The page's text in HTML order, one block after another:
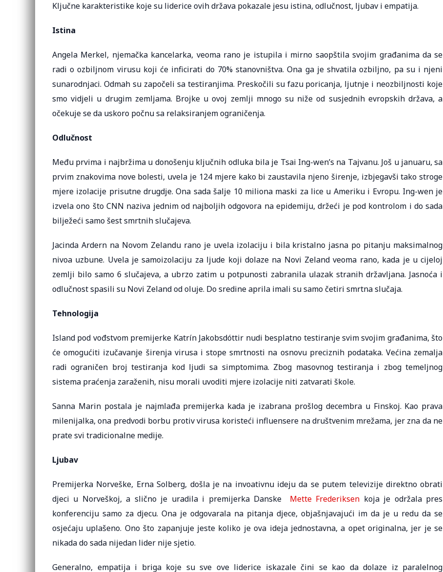
Ključne karakteristike koje su liderice ovih država pokazale jesu istina, odlučnost, ljubav i empatija.
Istina
Angela Merkel, njemačka kancelarka, veoma rano je istupila i mirno saopštila svojim građanima da se
radi o ozbiljnom virusu koji će inficirati do 70% stanovništva. Ona ga je shvatila ozbiljno, pa su i njeni
sunarodnjaci. Odmah su započeli sa testiranjima. Preskočili su fazu poricanja, ljutnje i neozbiljnosti koje
smo vidjeli u drugim zemljama. Brojke u ovoj zemlji mnogo su niže od susjednih evropskih država, a
očekuje se da uskoro počnu sa relaksiranjem ograničenja.
Odlučnost
Među prvima i najbržima u donošenju ključnih odluka bila je Tsai Ing-wen’s na Tajvanu. Još u januaru, sa
prvim znakovima nove bolesti, uvela je 124 mjere kako bi zaustavila njeno širenje, izbjegavši tako stroge
mjere izolacije prisutne drugdje. Ona sada šalje 10 miliona maski za lice u Ameriku i Evropu. Ing-wen je
izvela ono što CNN naziva jednim od najboljih odgovora na epidemiju, držeći je pod kontrolom i do sada
bilježeći samo šest smrtnih slučajeva.
Jacinda Ardern na Novom Zelandu rano je uvela izolaciju i bila kristalno jasna po pitanju maksimalnog
nivoa uzbune. Uvela je samoizolaciju za ljude koji dolaze na Novi Zeland veoma rano, kada je u cijeloj
zemlji bilo samo 6 slučajeva, a ubrzo zatim u potpunosti zabranila ulazak stranih državljana. Jasnoća i
odlučnost spasili su Novi Zeland od oluje. Do sredine aprila imali su samo četiri smrtna slučaja.
Tehnologija
Island pod vođstvom premijerke Katrín Jakobsdóttir nudi besplatno testiranje svim svojim građanima, što
će omogućiti izučavanje širenja virusa i stope smrtnosti na osnovu preciznih podataka. Većina zemalja
radi ograničen broj testiranja kod ljudi sa simptomima. Zbog masovnog testiranja i zbog temeljnog
sistema praćenja zaraženih, nisu morali uvoditi mjere izolacije niti zatvarati škole.
Sanna Marin postala je najmlađa premijerka kada je izabrana prošlog decembra u Finskoj. Kao prava
milenijalka, ona predvodi borbu protiv virusa koristeći influensere na društvenim mrežama, jer zna da ne
prate svi tradicionalne medije.
Ljubav
Premijerka Norveške, Erna Solberg, došla je na invoativnu ideju da se putem televizije direktno obrati
djeci u Norveškoj, a slično je uradila i premijerka Danske Mette Frederiksen koja je održala pres
konferenciju samo za djecu. Ona je odgovarala na pitanja djece, objašnjavajući im da je u redu da se
osjećaju uplašeno. Ono što zapanjuje jeste koliko je ova ideja jednostavna, a opet originalna, jer je se
nikada do sada nijedan lider nije sjetio.
Generalno, empatija i briga koje su sve ove liderice iskazale čini se kao da dolaze iz paralelnog